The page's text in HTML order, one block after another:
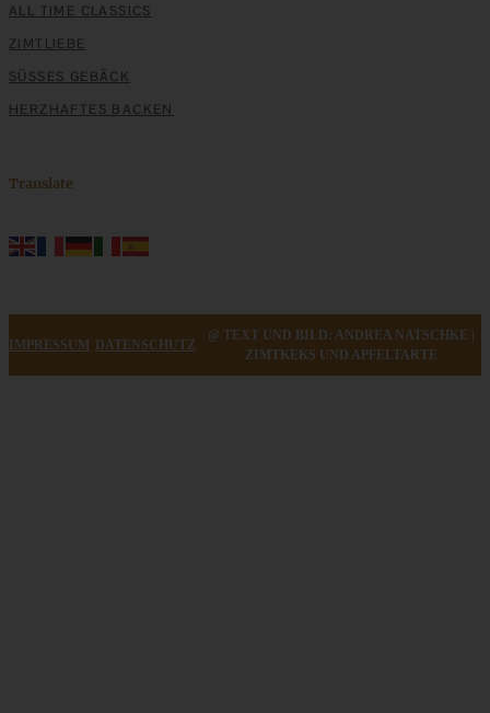
ALL TIME CLASSICS
ZIMTLIEBE
SÜSSES GEBÄCK
HERZHAFTES BACKEN
Translate
IMPRESSUM DATENSCHUTZ
@ TEXT UND BILD: ANDREA NATSCHKE |
ZIMTKEKS UND APFELTARTE